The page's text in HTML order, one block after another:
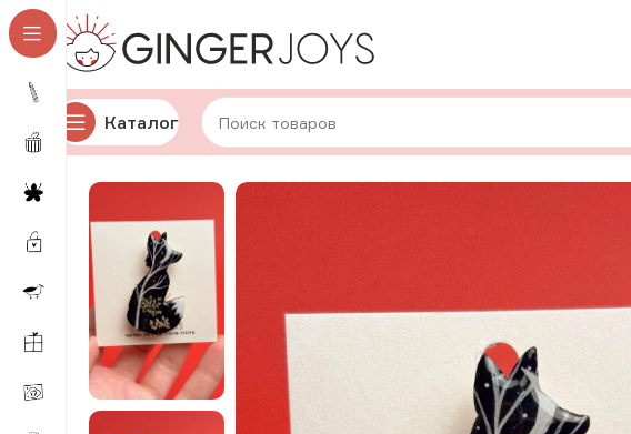
Каталог
Главная Украшения Брошки и значки Деревянные брошки